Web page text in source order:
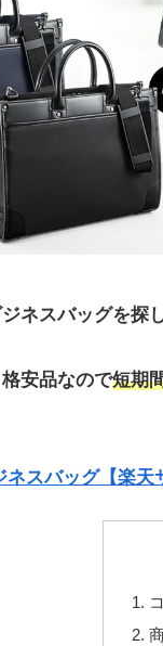
ネスバッグを探
安品なので短期
スバッグ【楽天